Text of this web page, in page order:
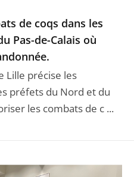
de coqs dans les
Pas-de-Calais où
Lille précise les
préfets du Nord et du
les combats de c ...